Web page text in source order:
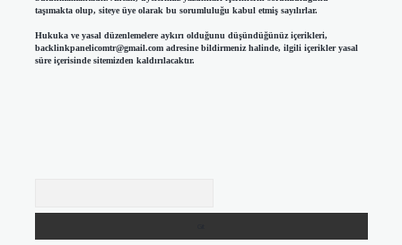
taşımakta olup, siteye üye olarak bu sorumluluğu kabul etmiş sayılırlar.
Hukuka ve yasal düzenlemelere aykırı olduğunu düşündüğünüz içerikleri,
backlinkpanelicomtr@gmail.comadresine bildirmeniz halinde, ilgili içerikler yasal
süre içerisinde sitemizden kaldırılacaktır.